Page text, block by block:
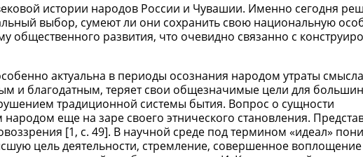
истории народов России и Чувашии. Именно сегодня
выбор, сумеют ли они сохранить свою национальную
общественного развития, что очевидно связанно с
актуальна в периоды осознания народом утраты
и благодатным, теряет свои общезначимые цели для
традиционной системы бытия. Вопрос о сущности
еще на заре своего этнического становления.
[1, с. 49]. В научной среде под термином «идеал»
цель деятельности, стремление, совершенное